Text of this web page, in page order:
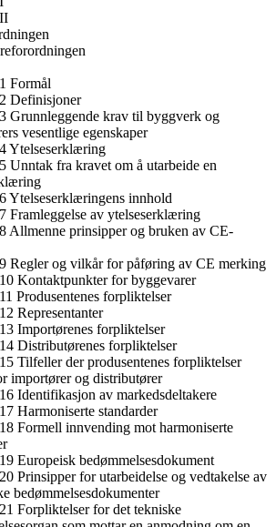
Formål
Definisjoner
Grunnleggende krav til byggverk og
vesentlige egenskaper
Ytelseserklæring
Unntak fra kravet om å utarbeide en
Ytelseserklæringens innhold
Framleggelse av ytelseserklæring
Allmenne prinsipper og bruken av CE-
Regler og vilkår for påføring av CE merking
Kontaktpunkter for byggevarer
Produsentenes forpliktelser
Representanter
Importørenes forpliktelser
Distributørenes forpliktelser
Tilfeller der produsentenes forpliktelser
importører og distributører
Identifikasjon av markedsdeltakere
Harmoniserte standarder
Formell innvending mot harmoniserte
Europeisk bedømmelsesdokument
Prinsipper for utarbeidelse og vedtakelse av
bedømmelsesdokumenter
Forpliktelser for det tekniske